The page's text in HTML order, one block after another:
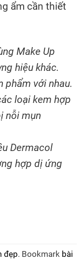
ẩm cần thiết
Make Up
hiệu khác.
phẩm với nhau.
loại kem hợp
nỗi mụn
Dermacol
hợp dị ứng
đẹp. Bookmark bài